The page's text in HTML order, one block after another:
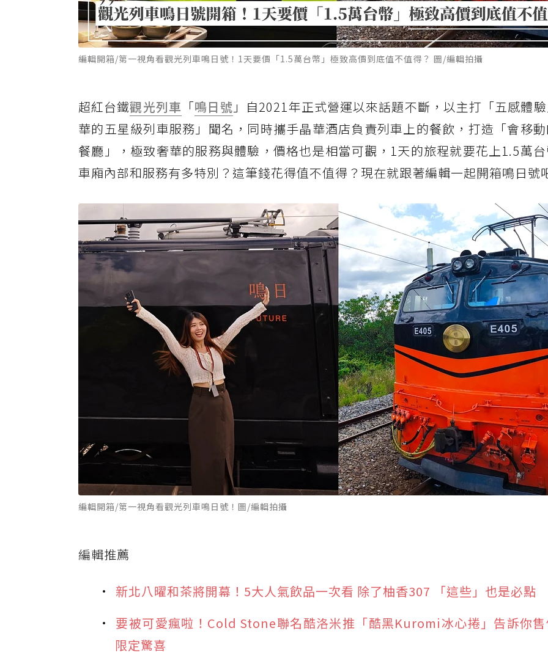
編輯開箱/第一視角看觀光列車鳴日號！1天要價「1.5萬台幣」極致高價到底值不值得？ 圖/編輯拍攝
超紅台鐵觀光列車 「鳴日號 」自2021年正式營運以來話題不斷，以主打「五感體
華的五星級列車服務」聞名，同時攜手晶華酒店負責列車上的餐飲，打造「會移
餐廳」，極致奢華的服務與體驗，價格也是相當可觀，1天的旅程就要花上1.5萬
車廂內部和服務有多特別？這筆錢花得值不值得？現在就跟著編輯一起開箱鳴日號
編輯開箱/第一視角看觀光列車鳴日號！圖/編輯拍攝
編輯推薦
新北八曜和茶將開幕！5大人氣飲品一次看 除了柚香307 「這些」也是必點
要被可愛瘋啦！Cold Stone聯名酷洛米推「酷黑Kuromi冰心捲」告訴你
限定驚喜